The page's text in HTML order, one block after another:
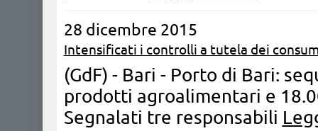
28 dicembre 2015
Intensificati i controlli a tutela dei
(GdF) - Bari - Porto di Bari:
prodotti agroalimentari e
Segnalati tre responsabili